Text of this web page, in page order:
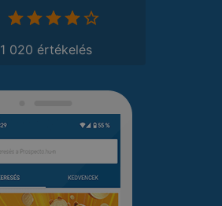
1 020 értékelés